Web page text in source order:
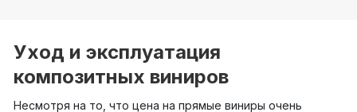
Уход и эксплуатация
композитных виниров
Несмотря на то, что цена на прямые виниры очень